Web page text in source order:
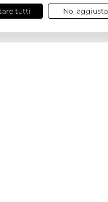
tutti No, aggiusta